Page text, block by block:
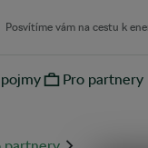
Posvítíme vám na cestu k
Pro partnery